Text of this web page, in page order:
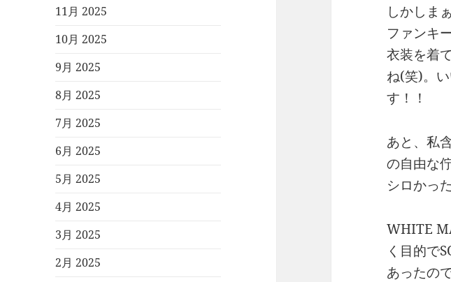
11月 2025
10月 2025
9月 2025
8月 2025
7月 2025
6月 2025
5月 2025
4月 2025
3月 2025
2月 2025
しかしま
ファンキ
衣装を着
ね(笑)。
す！！
あと、私
の自由な
シロかっ
WHITE
く目的で
あったの